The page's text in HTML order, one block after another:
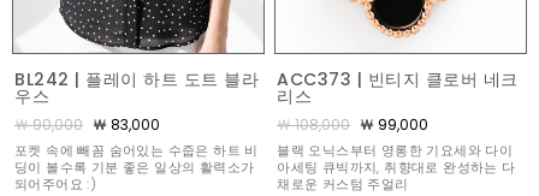
BL242 | 플레이 하트 도트 블라
우스
￦ 90,000 ￦ 83,000
포켓 속에 빼꼼 숨어있는 수줍은 하트 비
딩이 볼수록 기분 좋은 일상의 활력소가
되어주어요 :)
ACC373 | 빈티지 클로버 네크
리스
￦ 108,000 ￦ 99,000
블랙 오닉스부터 영롱한 기요세와 다이
아세팅 큐빅까지, 취향대로 완성하는 다
채로운 커스텀 주얼리